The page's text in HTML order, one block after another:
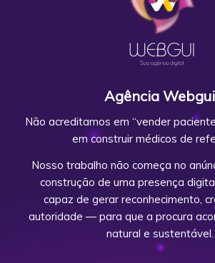
Agência Webgui
Não acreditamos em “vender
em construir médicos de
Nosso trabalho não começa no
construção de uma presença
capaz de gerar reconhecimento,
autoridade — para que a procura
natural e sustentável.